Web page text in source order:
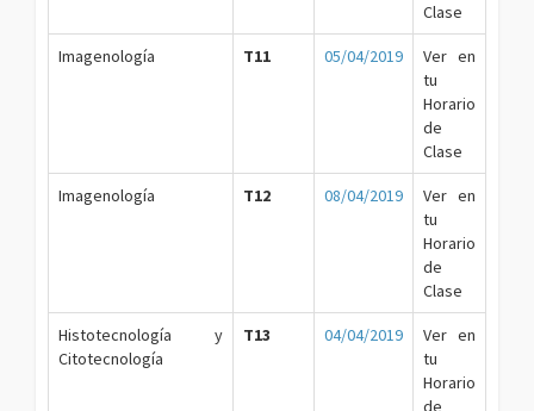
Clase
Imagenología T11 05/04/2019
Ver en
tu
Horario
de
Clase
Imagenología T12 08/04/2019
Ver en
tu
Horario
de
Clase
Histotecnología y
Citotecnología
T13 04/04/2019
Ver en
tu
Horario
de